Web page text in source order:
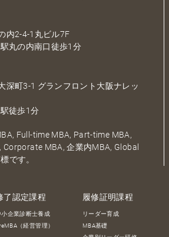
内2-4-1丸ビル7F
丸の内南口徒歩1分
深町3-1 グランフロント大阪ナレッ
徒歩1分
Full-time MBA, Part-time MBA,
Corporate MBA, 企業内MBA, Global
です。
了認定課程
小企業診断士養成
（経営管理）
履修証明課程
リーダー育成
MBA基礎